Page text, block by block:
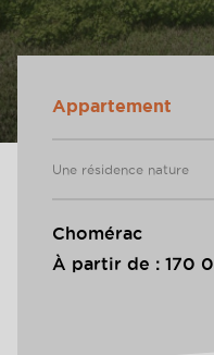
Appartement
Une résidence nature
Chomérac
À partir de : 170